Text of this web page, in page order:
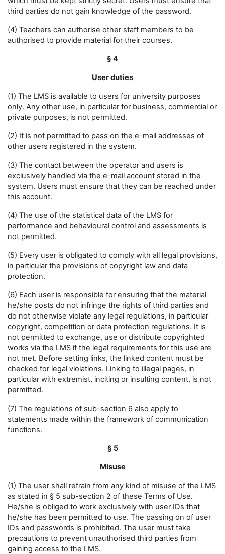
third parties do not gain knowledge of the password.
(4) Teachers can authorise other staff members to be
authorised to provide material for their courses.
§ 4
User duties
(1) The LMS is available to users for university purposes
only. Any other use, in particular for business, commercial or
private purposes, is not permitted.
(2) It is not permitted to pass on the e-mail addresses of
other users registered in the system.
(3) The contact between the operator and users is
exclusively handled via the e-mail account stored in the
system. Users must ensure that they can be reached under
this account.
(4) The use of the statistical data of the LMS for
performance and behavioural control and assessments is
not permitted.
(5) Every user is obligated to comply with all legal provisions,
in particular the provisions of copyright law and data
protection.
(6) Each user is responsible for ensuring that the material
he/she posts do not infringe the rights of third parties and
do not otherwise violate any legal regulations, in particular
copyright, competition or data protection regulations. It is
not permitted to exchange, use or distribute copyrighted
works via the LMS if the legal requirements for this use are
not met. Before setting links, the linked content must be
checked for legal violations. Linking to illegal pages, in
particular with extremist, inciting or insulting content, is not
permitted.
(7) The regulations of sub-section 6 also apply to
statements made within the framework of communication
functions.
§ 5
Misuse
(1) The user shall refrain from any kind of misuse of the LMS
as stated in § 5 sub-section 2 of these Terms of Use.
He/she is obliged to work exclusively with user IDs that
he/she has been permitted to use. The passing on of user
IDs and passwords is prohibited. The user must take
precautions to prevent unauthorised third parties from
gaining access to the LMS.